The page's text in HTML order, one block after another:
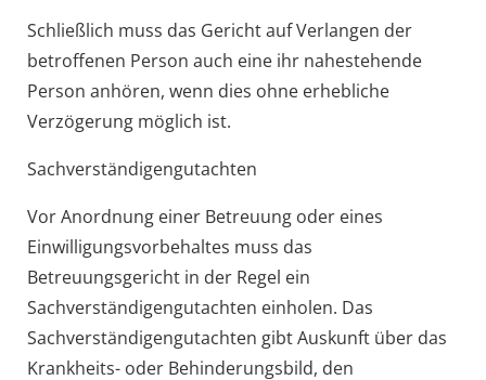
Schließlich muss das Gericht auf Verlangen der
betroffenen Person auch eine ihr nahestehende
Person anhören, wenn dies ohne erhebliche
Verzögerung möglich ist.
Sachverständigengutachten
Vor Anordnung einer Betreuung oder eines
Einwilligungsvorbehaltes muss das
Betreuungsgericht in der Regel ein
Sachverständigengutachten einholen. Das
Sachverständigengutachten gibt Auskunft über das
Krankheits- oder Behinderungsbild, den